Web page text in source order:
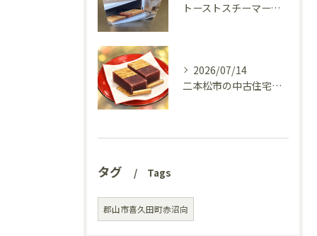
トーストスチーマーで、いつものパンが少し変わった話
2026/07/14
二本松市の中古住宅、リフォーム前の様子を見てきました(^^♪
タグ Tags
郡山市喜久田町赤沼向